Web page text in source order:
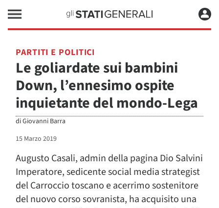
PARTITI E POLITICI
Le goliardate sui bambini
Down, l’ennesimo ospite
inquietante del mondo-Lega
diGiovanni Barra
15 Marzo 2019
Augusto Casali, admin della pagina Dio Salvini
Imperatore, sedicente social media strategist
del Carroccio toscano e acerrimo sostenitore
del nuovo corso sovranista, ha acquisito una